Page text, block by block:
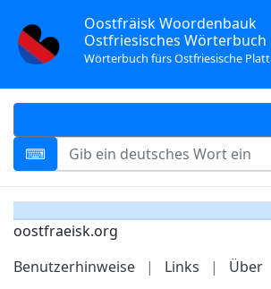
Oostfräisk Woordenbauk
Ostfriesisches Wörterbuch
Wörterbuch fürs Ostfriesische Platt
oostfraeisk.org
Benutzerhinweise
| Links | Über